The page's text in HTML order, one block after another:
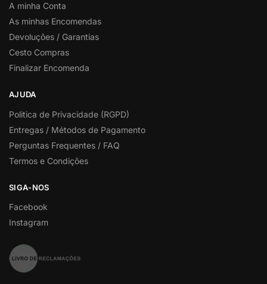
A minha Conta
As minhas Encomendas
Devoluções / Garantias
Cesto Compras
Finalizar Encomenda
AJUDA
Politica de Privacidade (RGPD)
Entregas / Métodos de Pagamento
Perguntas Frequentes / FAQ
Termos e Condições
SIGA-NOS
Facebook
Instagram